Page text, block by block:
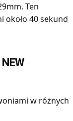
Ten
około 40 sekund
w różnych